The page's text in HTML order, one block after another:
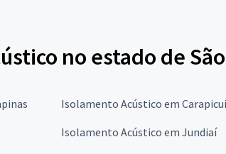
no estado de
Isolamento Acústico em
Isolamento Acústico em Jundiaí